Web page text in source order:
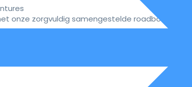
onze zorgvuldig samengestelde roadbooks.